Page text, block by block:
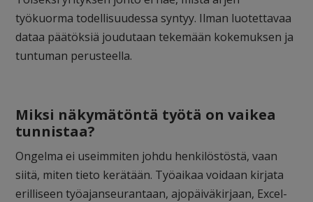
työkuorma todellisuudessa syntyy. Ilman luotettavaa
dataa päätöksiä joudutaan tekemään kokemuksen ja
tuntuman perusteella.
Miksi näkymätöntä työtä on vaikea
tunnistaa?
Ongelma ei useimmiten johdu henkilöstöstä, vaan
siitä, miten tieto kerätään. Työaikaa voidaan kirjata
erilliseen työajanseurantaan, ajopäiväkirjaan, Excel-